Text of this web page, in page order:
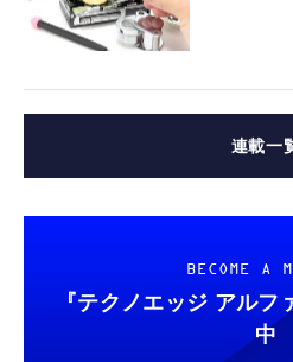
連載一
BECOME A
『テクノエッジ アルフ
中